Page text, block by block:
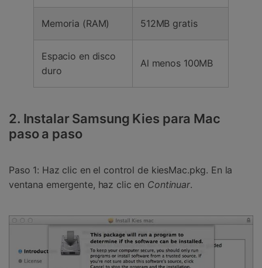
Memoria (RAM) 512MB gratis
Espacio en disco
duro
Al menos 100MB
2. Instalar Samsung Kies para Mac
paso a paso
Paso 1: Haz clic en el control de kiesMac.pkg. En la
ventana emergente, haz clic en Continuar.